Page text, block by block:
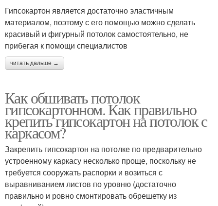
Гипсокартон является достаточно эластичным
материалом, поэтому с его помощью можно сделать
красивый и фигурный потолок самостоятельно, не
прибегая к помощи специалистов
читать дальше →
Как обшивать потолок
гипсокартонном. Как правильно
крепить гипсокартон на потолок с
каркасом?
Закрепить гипсокартон на потолке по предварительно
устроенному каркасу несколько проще, поскольку не
требуется сооружать распорки и возиться с
выравниванием листов по уровню (достаточно
правильно и ровно смонтировать обрешетку из